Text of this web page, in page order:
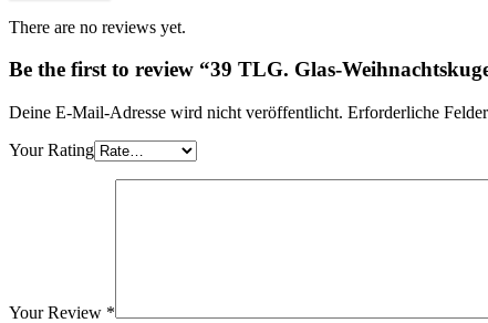
There are no reviews yet.
Be the first to review “39 TLG. Glas-
Deine E-Mail-Adresse wird nicht veröffentlicht. Erforderliche
Your Rating
Your Review *